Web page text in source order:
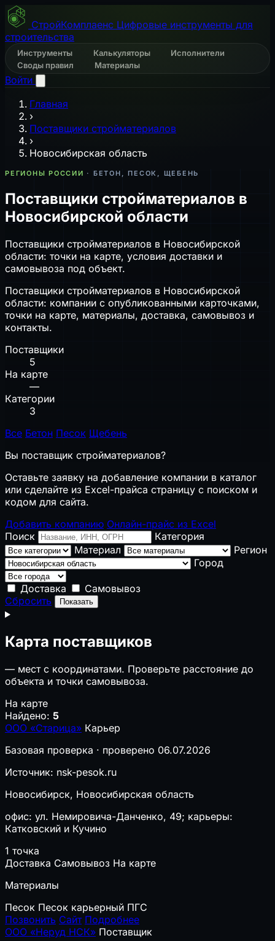
СтройКомплаенс Цифровые инструменты для
строительства
Инструменты Калькуляторы
Исполнители
Своды правил
Материалы
Войти
Главная
›
Поставщики стройматериалов
›
Новосибирская область
РЕГИОНЫ РОССИИ · БЕТОН, ПЕСОК, ЩЕБЕНЬ
Поставщики стройматериалов в
Новосибирской области
Поставщики стройматериалов в Новосибирской
области: точки на карте, условия доставки и
самовывоза под объект.
Поставщики стройматериалов в Новосибирской
области: компании с опубликованными карточками,
точки на карте, материалы, доставка, самовывоз и
контакты.
Поставщики
5
На карте
—
Категории
3
Все Бетон Песок Щебень
Вы поставщик стройматериалов?
Оставьте заявку на добавление компании в каталог
или сделайте из Excel-прайса страницу с поиском и
кодом для сайта.
Добавить компанию Онлайн-прайс из Excel
Поиск
Категория
Материал
Регион
Город
Доставка
Самовывоз
Сбросить
Показать
Карта поставщиков
— мест с координатами. Проверьте расстояние до
объекта и точки самовывоза.
На карте
Найдено: 5
ООО «Старица» Карьер
Базовая проверка · проверено 06.07.2026
Источник: nsk-pesok.ru
Новосибирск, Новосибирская область
офис: ул. Немировича-Данченко, 49; карьеры:
Катковский и Кучино
1 точка
Доставка Самовывоз На карте
Материалы
Песок Песок карьерный ПГС
Позвонить Сайт Подробнее
ООО «Неруд НСК» Поставщик